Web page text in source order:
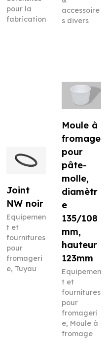
pour la
fabrication
accessoire
s divers
Joint
NW noir
Equipemen
t et
fournitures
pour
fromageri
e, Tuyau
Moule à
fromage
pour
pâte-
molle,
diamètr
e
135/108
mm,
hauteur
123mm
Equipemen
t et
fournitures
pour
fromageri
e, Moule à
fromage